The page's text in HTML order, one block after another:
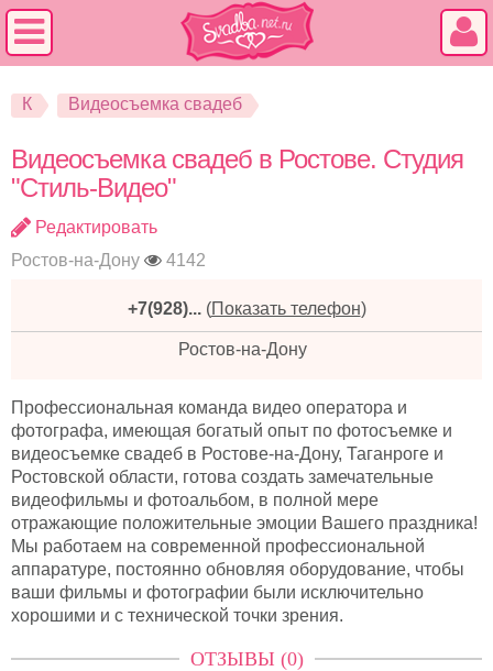
К Видеосъемка свадеб
Видеосъемка свадеб в Ростове. Студия
"Стиль-Видео"
Редактировать
Ростов-на-Дону
4142
+7(928)... (Показать телефон)
Ростов-на-Дону
Профессиональная команда видео оператора и
фотографа, имеющая богатый опыт по фотосъемке и
видеосъемке свадеб в Ростове-на-Дону, Таганроге и
Ростовской области, готова создать замечательные
видеофильмы и фотоальбом, в полной мере
отражающие положительные эмоции Вашего праздника!
Мы работаем на современной профессиональной
аппаратуре, постоянно обновляя оборудование, чтобы
ваши фильмы и фотографии были исключительно
хорошими и с технической точки зрения.
ОТЗЫВЫ (0)